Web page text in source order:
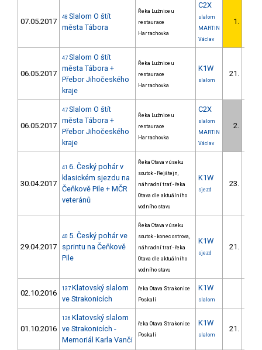
07.05.2017 48 Slalom O štít
města Tábora
Řeka Lužnice u
restaurace
Harrachovka
C2X
slalom
MARTIN
Václav
1.
06.05.2017
47 Slalom O štít
města Tábora +
Přebor Jihočeského
kraje
Řeka Lužnice u
restaurace
Harrachovka
K1W
slalom
21.
06.05.2017
47 Slalom O štít
města Tábora +
Přebor Jihočeského
kraje
Řeka Lužnice u
restaurace
Harrachovka
C2X
slalom
MARTIN
Václav
2.
30.04.2017
41 6. Český pohár v
klasickém sjezdu na
Čeňkově Pile + MČR
veteránů
Řeka Otava v úseku
soutok - Rejštejn,
náhradní trať - řeka
Otava dle aktuálního
vodního stavu
K1W
sjezd
23.
29.04.2017
40 5. Český pohár ve
sprintu na Čeňkově
Pile
Řeka Otava v úseku
soutok - konec ostrova,
náhradní trať - řeka
Otava dle aktuálního
vodního stavu
K1W
sjezd
21.
02.10.2016 137 Klatovský slalom
ve Strakonicích
řeka Otava Strakonice
Poskalí
K1W
slalom
01.10.2016
136 Klatovský slalom
ve Strakonicích -
Memoriál Karla Vanči
řeka Otava Strakonice
Poskalí
K1W
slalom
21.